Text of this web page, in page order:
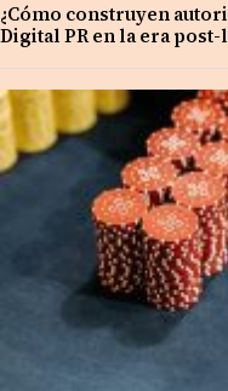
¿Cómo construyen
Digital PR en la era